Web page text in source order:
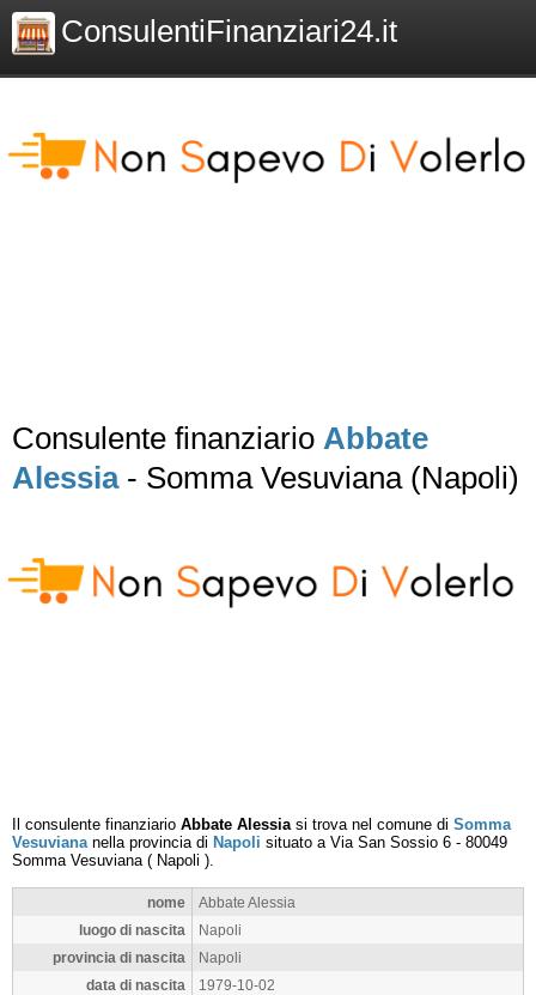
ConsulentiFinanziari24.it
Consulente finanziario Abbate
Alessia- Somma Vesuviana (Napoli)
Il consulente finanziario Abbate Alessiasi trova nel comune di Somma
Vesuviananella provincia di Napoli situato a Via San Sossio 6 - 80049
Somma Vesuviana( Napoli ).
nome
Abbate Alessia
luogo di nascita
Napoli
provincia di nascita
Napoli
data di nascita
1979-10-02